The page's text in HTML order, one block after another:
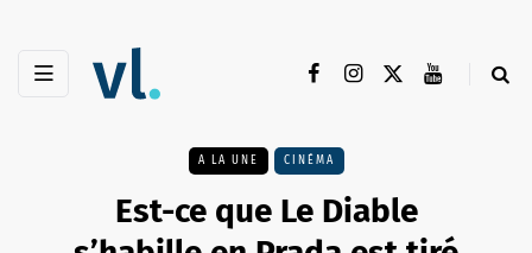
A LA UNE CINÉMA
Est-ce que Le Diable